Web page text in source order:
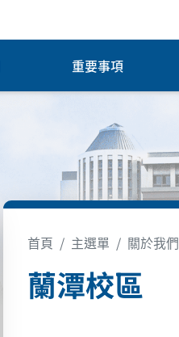
重要事項
首頁 主選單 關於我們
蘭潭校區